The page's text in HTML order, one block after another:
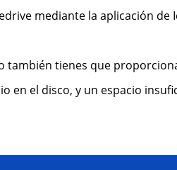
mediante la aplicación de
también tienes que
en el disco, y un espacio